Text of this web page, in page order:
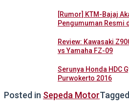
[Rumor] KTM-Bajaj
Pengumuman Resmi
Review: Kawasaki
vs Yamaha FZ-09
Serunya Honda HDC
Purwokerto 2016
Posted in Sepeda MotorTagged